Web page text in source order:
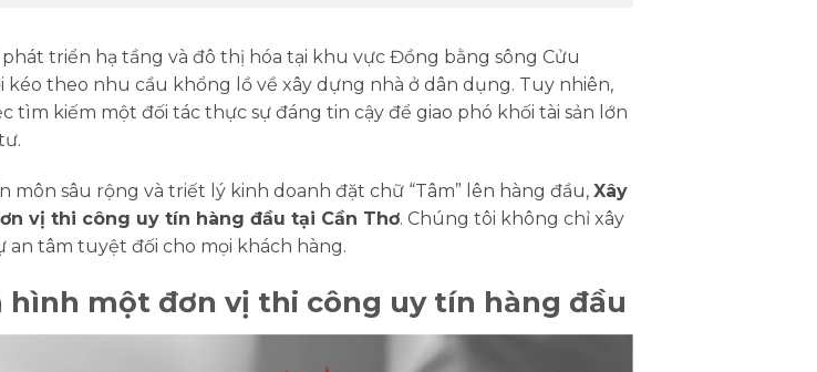
triển hạ tầng và đô thị hóa tại khu vực Đồng bằng sông Cửu
kéo theo nhu cầu khổng lồ về xây dựng nhà ở dân dụng. Tuy nhiên,
kiếm một đối tác thực sự đáng tin cậy để giao phó khối tài sản lớn
sâu rộng và triết lý kinh doanh đặt chữ “Tâm” lên hàng đầu,Xây
vị thi công uy tín hàng đầu tại Cần Thơ. Chúng tôi không chỉ xây
tâm tuyệt đối cho mọi khách hàng.
một đơn vị thi công uy tín hàng đầu